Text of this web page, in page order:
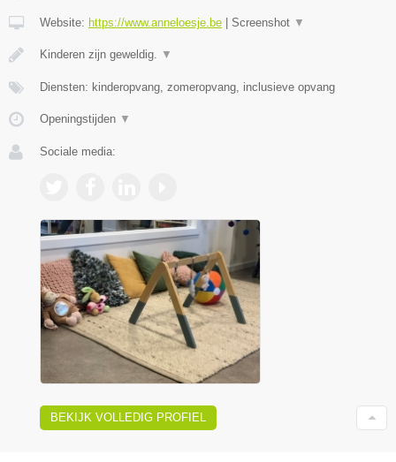
Website: https://www.anneloesje.be | Screenshot ▼
Kinderen zijn geweldig. ▼
Diensten: kinderopvang, zomeropvang, inclusieve opvang
Openingstijden ▼
Sociale media:
BEKIJK VOLLEDIG PROFIEL